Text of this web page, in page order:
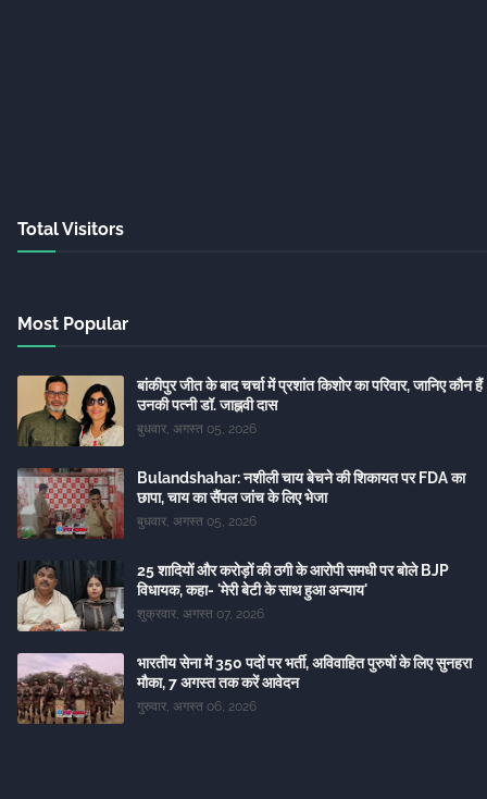
Total Visitors
Most Popular
बांकीपुर जीत के बाद चर्चा में प्रशांत किशोर का परिवार, जानिए कौन हैं
उनकी पत्नी डॉ. जाह्नवी दास
बुधवार, अगस्त 05, 2026
Bulandshahar: नशीली चाय बेचने की शिकायत पर FDA का
छापा, चाय का सैंपल जांच के लिए भेजा
बुधवार, अगस्त 05, 2026
25 शादियों और करोड़ों की ठगी के आरोपी समधी पर बोले BJP
विधायक, कहा- 'मेरी बेटी के साथ हुआ अन्याय'
शुक्रवार, अगस्त 07, 2026
भारतीय सेना में 350 पदों पर भर्ती, अविवाहित पुरुषों के लिए सुनहरा
मौका, 7 अगस्त तक करें आवेदन
गुरुवार, अगस्त 06, 2026